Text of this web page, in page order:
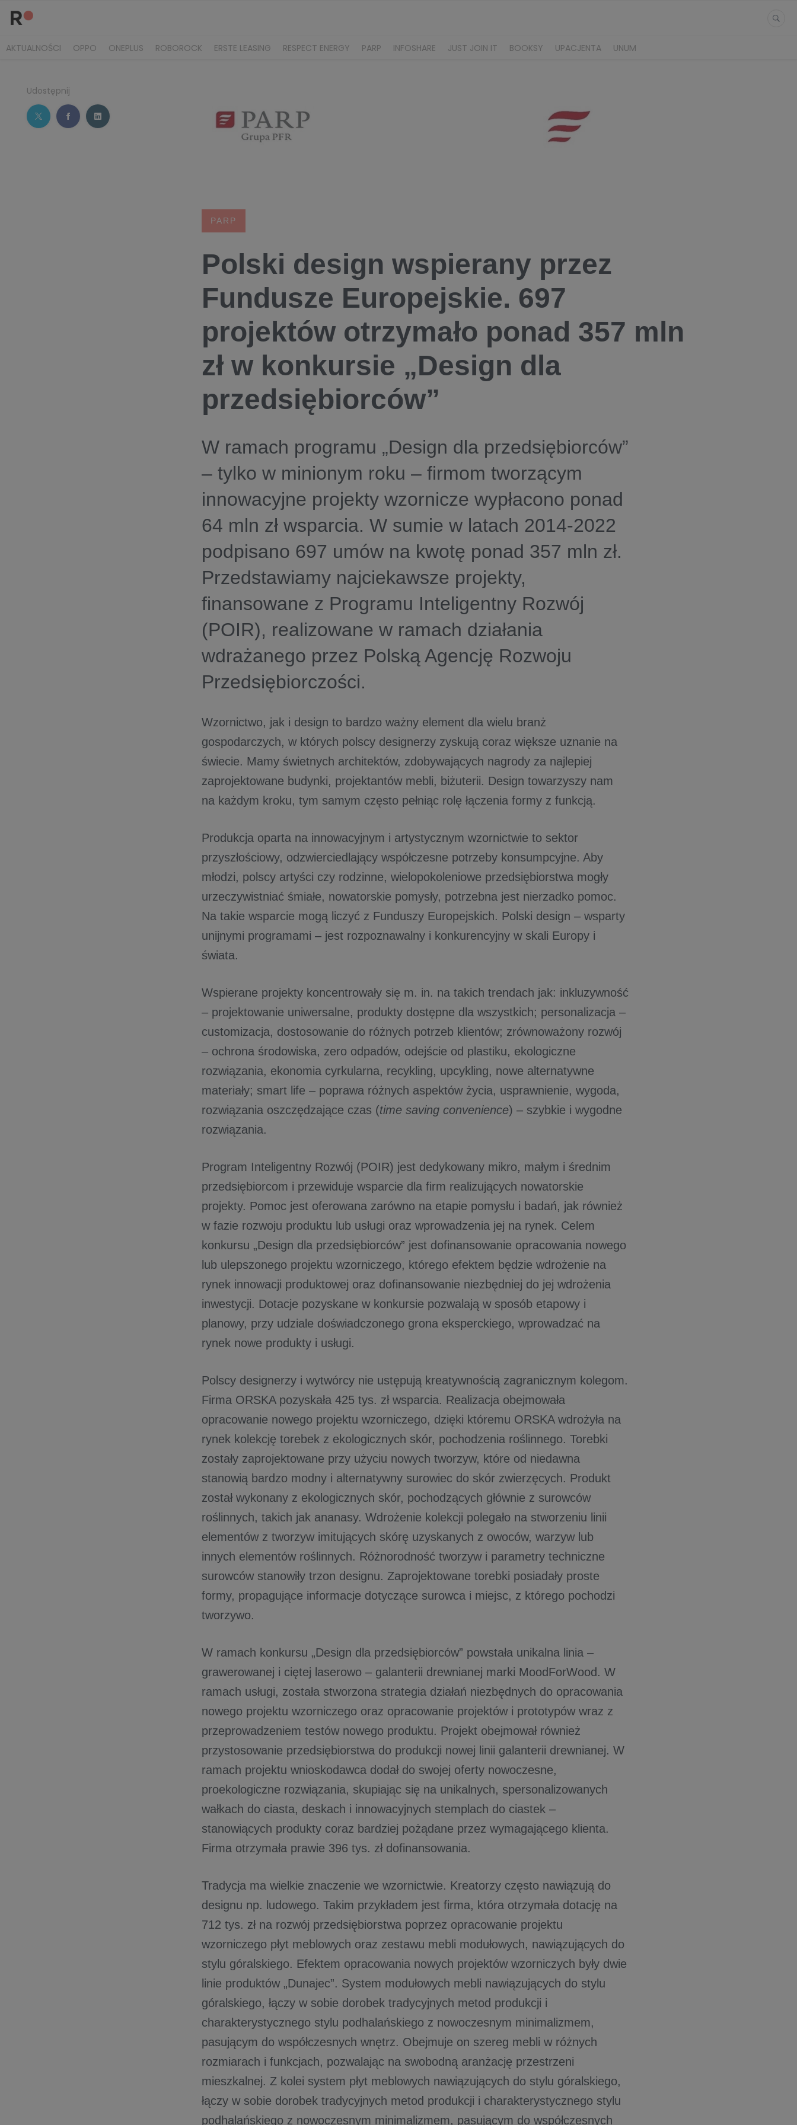
AKTUALNOŚCI OPPO ONEPLUS ROBOROCK ERSTE LEASING RESPECT ENERGY PARP INFOSHARE JUST JOIN IT BOOKSY UPACJENTA UNUM
Udostępnij
PARP
Polski design wspierany przez
Fundusze Europejskie. 697
projektów otrzymało ponad 357 mln
zł w konkursie „Design dla
przedsiębiorców”
W ramach programu „Design dla przedsiębiorców”
– tylko w minionym roku – firmom tworzącym
innowacyjne projekty wzornicze wypłacono ponad
64 mln zł wsparcia. W sumie w latach 2014-2022
podpisano 697 umów na kwotę ponad 357 mln zł.
Przedstawiamy najciekawsze projekty,
finansowane z Programu Inteligentny Rozwój
(POIR), realizowane w ramach działania
wdrażanego przez Polską Agencję Rozwoju
Przedsiębiorczości.
Wzornictwo, jak i design to bardzo ważny element dla wielu branż
gospodarczych, w których polscy designerzy zyskują coraz większe uznanie na
świecie. Mamy świetnych architektów, zdobywających nagrody za najlepiej
zaprojektowane budynki, projektantów mebli, biżuterii. Design towarzyszy nam
na każdym kroku, tym samym często pełniąc rolę łączenia formy z funkcją.
Produkcja oparta na innowacyjnym i artystycznym wzornictwie to sektor
przyszłościowy, odzwierciedlający współczesne potrzeby konsumpcyjne. Aby
młodzi, polscy artyści czy rodzinne, wielopokoleniowe przedsiębiorstwa mogły
urzeczywistniać śmiałe, nowatorskie pomysły, potrzebna jest nierzadko pomoc.
Na takie wsparcie mogą liczyć z Funduszy Europejskich. Polski design – wsparty
unijnymi programami – jest rozpoznawalny i konkurencyjny w skali Europy i
świata.
Wspierane projekty koncentrowały się m. in. na takich trendach jak: inkluzywność
– projektowanie uniwersalne, produkty dostępne dla wszystkich; personalizacja –
customizacja, dostosowanie do różnych potrzeb klientów; zrównoważony rozwój
– ochrona środowiska, zero odpadów, odejście od plastiku, ekologiczne
rozwiązania, ekonomia cyrkularna, recykling, upcykling, nowe alternatywne
materiały; smart life – poprawa różnych aspektów życia, usprawnienie, wygoda,
rozwiązania oszczędzające czas (time saving convenience) – szybkie i wygodne
rozwiązania.
Program Inteligentny Rozwój (POIR) jest dedykowany mikro, małym i średnim
przedsiębiorcom i przewiduje wsparcie dla firm realizujących nowatorskie
projekty. Pomoc jest oferowana zarówno na etapie pomysłu i badań, jak również
w fazie rozwoju produktu lub usługi oraz wprowadzenia jej na rynek. Celem
konkursu „Design dla przedsiębiorców” jest dofinansowanie opracowania nowego
lub ulepszonego projektu wzorniczego, którego efektem będzie wdrożenie na
rynek innowacji produktowej oraz dofinansowanie niezbędniej do jej wdrożenia
inwestycji. Dotacje pozyskane w konkursie pozwalają w sposób etapowy i
planowy, przy udziale doświadczonego grona eksperckiego, wprowadzać na
rynek nowe produkty i usługi.
Polscy designerzy i wytwórcy nie ustępują kreatywnością zagranicznym kolegom.
Firma ORSKA pozyskała 425 tys. zł wsparcia. Realizacja obejmowała
opracowanie nowego projektu wzorniczego, dzięki któremu ORSKA wdrożyła na
rynek kolekcję torebek z ekologicznych skór, pochodzenia roślinnego. Torebki
zostały zaprojektowane przy użyciu nowych tworzyw, które od niedawna
stanowią bardzo modny i alternatywny surowiec do skór zwierzęcych. Produkt
został wykonany z ekologicznych skór, pochodzących głównie z surowców
roślinnych, takich jak ananasy. Wdrożenie kolekcji polegało na stworzeniu linii
elementów z tworzyw imitujących skórę uzyskanych z owoców, warzyw lub
innych elementów roślinnych. Różnorodność tworzyw i parametry techniczne
surowców stanowiły trzon designu. Zaprojektowane torebki posiadały proste
formy, propagujące informacje dotyczące surowca i miejsc, z którego pochodzi
tworzywo.
W ramach konkursu „Design dla przedsiębiorców” powstała unikalna linia –
grawerowanej i ciętej laserowo – galanterii drewnianej marki MoodForWood. W
ramach usługi, została stworzona strategia działań niezbędnych do opracowania
nowego projektu wzorniczego oraz opracowanie projektów i prototypów wraz z
przeprowadzeniem testów nowego produktu. Projekt obejmował również
przystosowanie przedsiębiorstwa do produkcji nowej linii galanterii drewnianej. W
ramach projektu wnioskodawca dodał do swojej oferty nowoczesne,
proekologiczne rozwiązania, skupiając się na unikalnych, spersonalizowanych
wałkach do ciasta, deskach i innowacyjnych stemplach do ciastek –
stanowiących produkty coraz bardziej pożądane przez wymagającego klienta.
Firma otrzymała prawie 396 tys. zł dofinansowania.
Tradycja ma wielkie znaczenie we wzornictwie. Kreatorzy często nawiązują do
designu np. ludowego. Takim przykładem jest firma, która otrzymała dotację na
712 tys. zł na rozwój przedsiębiorstwa poprzez opracowanie projektu
wzorniczego płyt meblowych oraz zestawu mebli modułowych, nawiązujących do
stylu góralskiego. Efektem opracowania nowych projektów wzorniczych były dwie
linie produktów „Dunajec”. System modułowych mebli nawiązujących do stylu
góralskiego, łączy w sobie dorobek tradycyjnych metod produkcji i
charakterystycznego stylu podhalańskiego z nowoczesnym minimalizmem,
pasującym do współczesnych wnętrz. Obejmuje on szereg mebli w różnych
rozmiarach i funkcjach, pozwalając na swobodną aranżację przestrzeni
mieszkalnej. Z kolei system płyt meblowych nawiązujących do stylu góralskiego,
łączy w sobie dorobek tradycyjnych metod produkcji i charakterystycznego stylu
podhalańskiego z nowoczesnym minimalizmem, pasującym do współczesnych